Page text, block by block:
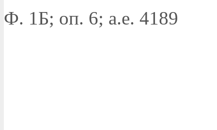
Ф. 1Б; оп. 6; а.е. 4189